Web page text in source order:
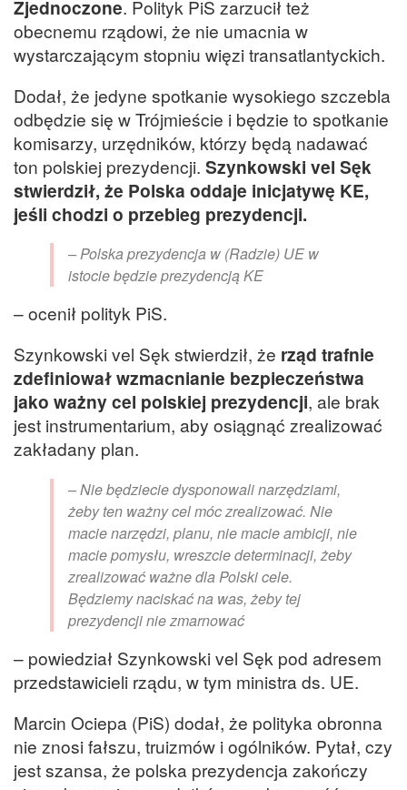
Zjednoczone. Polityk PiS zarzucił też
obecnemu rządowi, że nie umacnia w
wystarczającym stopniu więzi transatlantyckich.
Dodał, że jedyne spotkanie wysokiego szczebla
odbędzie się w Trójmieście i będzie to spotkanie
komisarzy, urzędników, którzy będą nadawać
ton polskiej prezydencji. Szynkowski vel Sęk
stwierdził, że Polska oddaje inicjatywę KE,
jeśli chodzi o przebieg prezydencji.
– Polska prezydencja w (Radzie) UE w
istocie będzie prezydencją KE
– ocenił polityk PiS.
Szynkowski vel Sęk stwierdził, że rząd trafnie
zdefiniował wzmacnianie bezpieczeństwa
jako ważny cel polskiej prezydencji, ale brak
jest instrumentarium, aby osiągnąć zrealizować
zakładany plan.
– Nie będziecie dysponowali narzędziami,
żeby ten ważny cel móc zrealizować. Nie
macie narzędzi, planu, nie macie ambicji, nie
macie pomysłu, wreszcie determinacji, żeby
zrealizować ważne dla Polski cele.
Będziemy naciskać na was, żeby tej
prezydencji nie zmarnować
– powiedział Szynkowski vel Sęk pod adresem
przedstawicieli rządu, w tym ministra ds. UE.
Marcin Ociepa (PiS) dodał, że polityka obronna
nie znosi fałszu, truizmów i ogólników. Pytał, czy
jest szansa, że polska prezydencja zakończy